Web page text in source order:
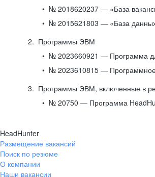
№ 2018620237 — «База
№ 2015621803 — «База
Программы ЭВМ
№ 2023660921 — Программа
№ 2023610815 — Программное
Программы ЭВМ, включенные в
№ 20750 — Программа
HeadHunter
Размещение вакансий
Поиск по резюме
О компании
Наши вакансии